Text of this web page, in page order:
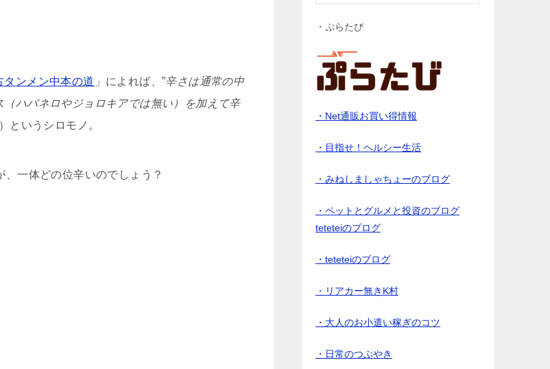
タンメン中本の道 」によれば、”辛さは通常の中
ハバネロやジョロキアでは無い）を加えて辛
というシロモノ。
、一体どの位辛いのでしょう？
・ぷらたび
・Net通販お買い得情報
・目指せ！ヘルシー生活
・みねしましゃちょーのブログ
・ペットとグルメと投資のブログ
teteteiのブログ
・teteteiのブログ
・リアカー無きK村
・大人のお小遣い稼ぎのコツ
・日常のつぶやき